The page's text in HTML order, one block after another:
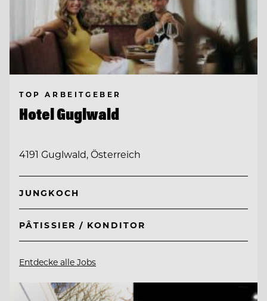
TOP ARBEITGEBER
Hotel Guglwald
4191 Guglwald, Österreich
JUNGKOCH
PÂTISSIER / KONDITOR
Entdecke alle Jobs